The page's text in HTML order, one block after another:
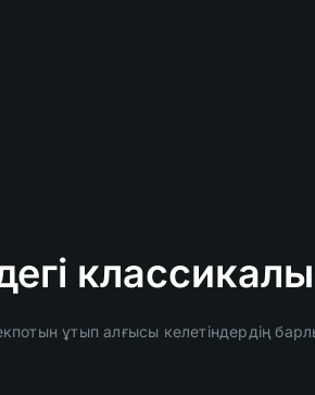
ұтып алғысы келетіндердің